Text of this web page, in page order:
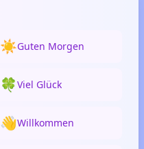
☀️Guten Morgen
🍀Viel Glück
👋Willkommen